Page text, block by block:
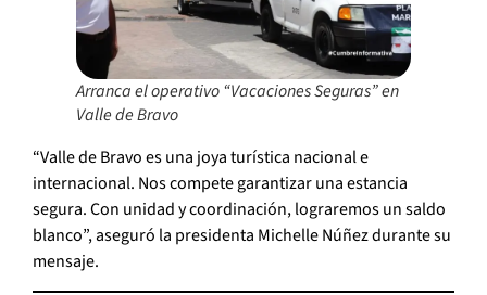
Arranca el operativo “Vacaciones Seguras” en
Valle de Bravo
“Valle de Bravo es una joya turística nacional e
internacional. Nos compete garantizar una estancia
segura. Con unidad y coordinación, lograremos un saldo
blanco”, aseguró la presidenta Michelle Núñez durante su
mensaje.